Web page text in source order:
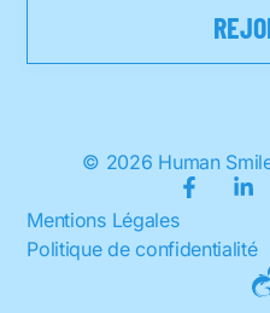
© 2026 Human
Mentions Légales
Politique de confidentialité